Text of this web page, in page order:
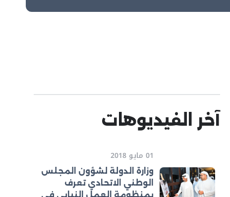
آخر الفيديوهات
01 مايو 2018
وزارة الدولة لشؤون المجلس
الوطني الاتحادي تعرف
بمنظومة العمل النيابي في